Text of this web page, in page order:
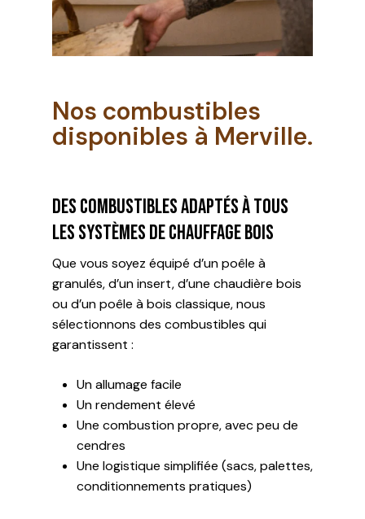
Nos combustibles
disponibles à Merville.
Des combustibles adaptés à tous
les systèmes de chauffage bois
Que vous soyez équipé d’un poêle à
granulés, d’un insert, d’une chaudière bois
ou d’un poêle à bois classique, nous
sélectionnons des combustibles qui
garantissent :
Un allumage facile
Un rendement élevé
Une combustion propre, avec peu de
cendres
Une logistique simplifiée (sacs, palettes,
conditionnements pratiques)